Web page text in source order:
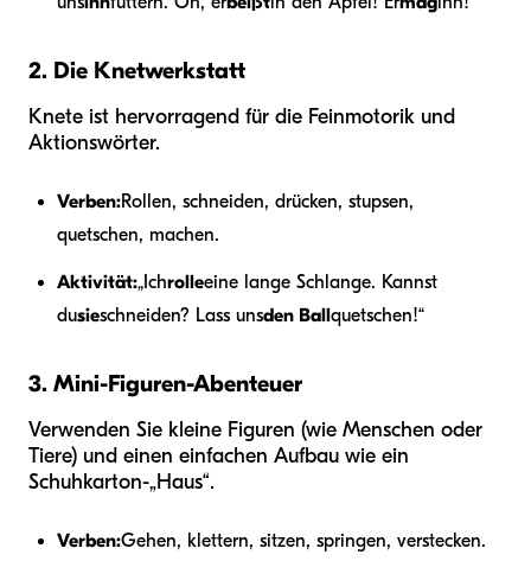
2. Die Knetwerkstatt
Knete ist hervorragend für die Feinmotorik und
Aktionswörter.
Verben:Rollen, schneiden, drücken, stupsen,
quetschen, machen.
Aktivität:„Ichrolleeine lange Schlange. Kannst
dusieschneiden? Lass unsden Ballquetschen!“
3. Mini-Figuren-Abenteuer
Verwenden Sie kleine Figuren (wie Menschen oder
Tiere) und einen einfachen Aufbau wie ein
Schuhkarton-„Haus“.
Verben:Gehen, klettern, sitzen, springen, verstecken.